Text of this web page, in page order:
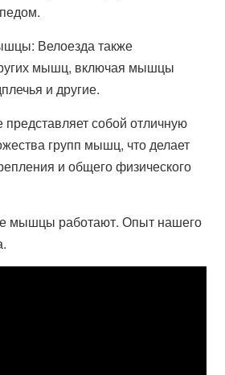
Велоезда также
мышц, включая мышцы
и другие.
собой отличную
групп мышц, что делает
и общего физического
мышцы работают. Опыт нашего